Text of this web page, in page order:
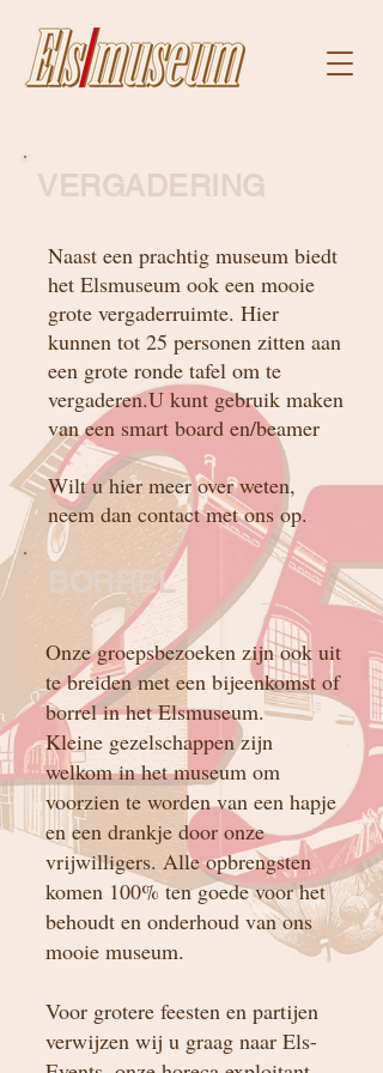
VERGADERING
Naast een prachtig museum biedt
het Elsmuseum ook een mooie
grote vergaderruimte. Hier
kunnen tot 25 personen zitten aan
een grote ronde tafel om te
vergaderen.U kunt gebruik maken
van een smart board en/beamer
Wilt u hier meer over weten,
neem dan contact met ons op.
BORREL
Onze groepsbezoeken zijn ook uit
te breiden met een bijeenkomst of
borrel in het Elsmuseum.
Kleine gezelschappen zijn
welkom in het museum om
voorzien te worden van een hapje
en een drankje door onze
vrijwilligers. Alle opbrengsten
komen 100% ten goede voor het
behoudt en onderhoud van ons
mooie museum.
Voor grotere feesten en partijen
verwijzen wij u graag naar Els-